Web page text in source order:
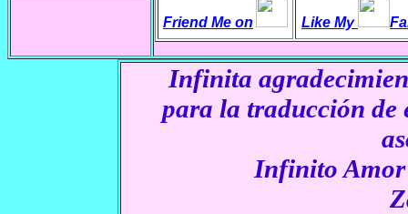
Friend Me on Like My
Infinita
para la traducción de
Infinito Amor